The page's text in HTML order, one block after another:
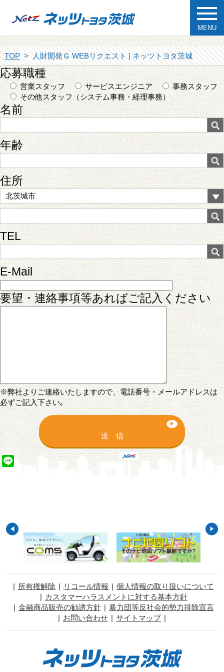
MENU
TOP 人財開発Ｇ WEBリクエスト | ネッツトヨタ茨城
応募職種
営業スタッフ サービスエンジニア
事務スタッフ
その他スタッフ（システム事務・経理事務）
名前
年齢
住所
TEL
E-Mail
要望・連絡事項等あればご記入ください
※弊社よりご連絡いたしますので、電話番号・メールアドレスは
必ずご記入下さい｡
Line
所有権解除 リコール情報
個人情報の取り扱いについて
カスタマーハラスメントに対する基本方針
金融商品販売の勧誘方針
暴力団等反社会的勢力排除宣言
お問い合わせ
サイトマップ